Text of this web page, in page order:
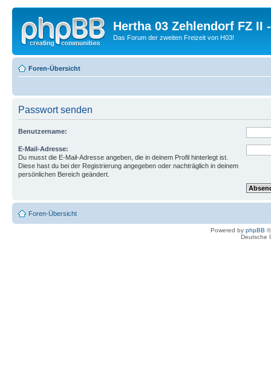
Hertha 03 Zehlendorf FZ II
Das Forum der zweiten Freizeit von H03!
Foren-Übersicht
Passwort senden
Benutzername:
E-Mail-Adresse:
Du musst die E-Mail-Adresse angeben, die in deinem Profil hinterlegt ist.
Diese hast du bei der Registrierung angegeben oder nachträglich in deinem
persönlichen Bereich geändert.
Foren-Übersicht
Powered by phpBB
Deutsche